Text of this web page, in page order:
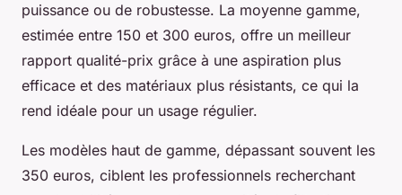
puissance ou de robustesse. La moyenne gamme,
estimée entre 150 et 300 euros, offre un meilleur
rapport qualité-prix grâce à une aspiration plus
efficace et des matériaux plus résistants, ce qui la
rend idéale pour un usage régulier.
Les modèles haut de gamme, dépassant souvent les
350 euros, ciblent les professionnels recherchant